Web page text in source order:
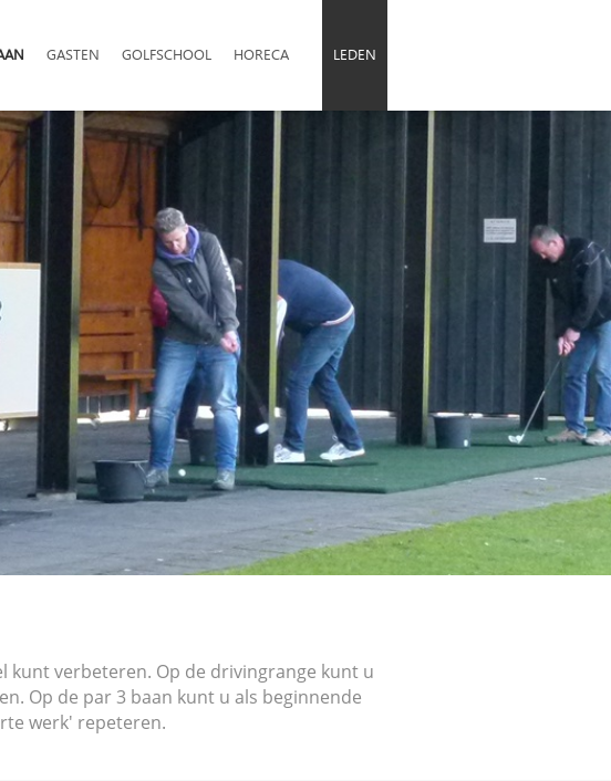
GASTEN GOLFSCHOOL HORECA LEDEN
kunt verbeteren. Op de drivingrange kunt u
Op de par 3 baan kunt u als beginnende
werk' repeteren.